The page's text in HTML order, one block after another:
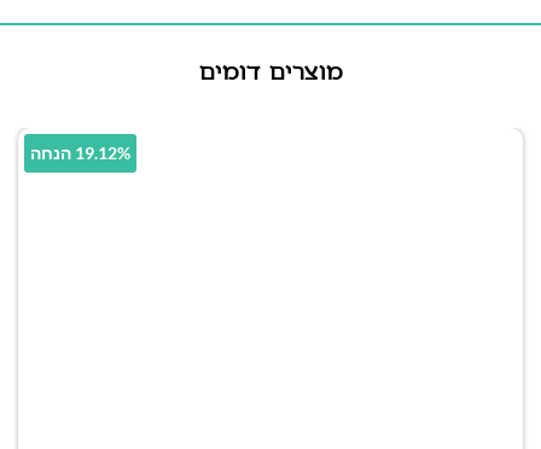
מוצרים דומים
19.12% הנחה